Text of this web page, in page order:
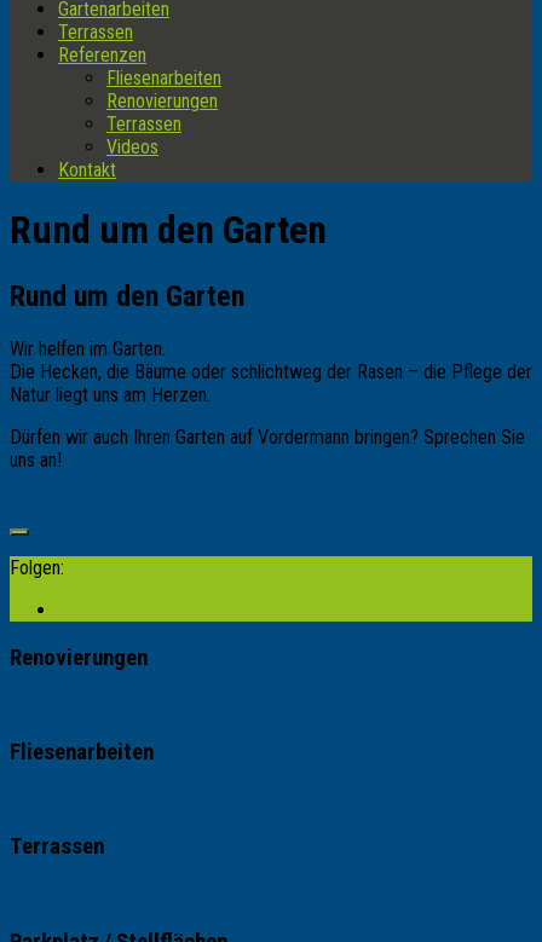
Gartenarbeiten
Terrassen
Referenzen
Fliesenarbeiten
Renovierungen
Terrassen
Videos
Kontakt
Rund um den Garten
Rund um den Garten
Wir helfen im Garten.
Die Hecken, die Bäume oder schlichtweg der Rasen – die Pflege der
Natur liegt uns am Herzen.
Dürfen wir auch Ihren Garten auf Vordermann bringen? Sprechen Sie
uns an!
Folgen:
Renovierungen
Fliesenarbeiten
Terrassen